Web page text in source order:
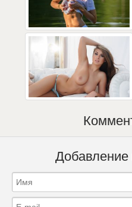
Добавление